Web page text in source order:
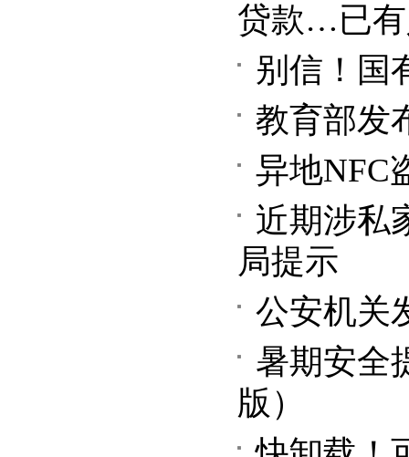
贷款…已
别信！国
教育部发
异地NFC
近期涉私
局提示
公安机关
暑期安全
版）